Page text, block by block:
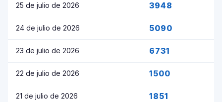
25 de julio de 2026 3948
24 de julio de 2026 5090
23 de julio de 2026 6731
22 de julio de 2026 1500
21 de julio de 2026 1851